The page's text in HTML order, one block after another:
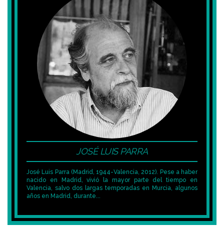
JOSÉ LUIS PARRA
José Luis Parra (Madrid, 1944-Valencia, 2012). Pese a haber
nacido en Madrid, vivió la mayor parte del tiempo en
Valencia, salvo dos largas temporadas en Murcia, algunos
años en Madrid, durante...